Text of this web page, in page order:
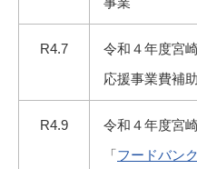
R4.7
令和４年度宮
応援事業費補
R4.9
令和４年度宮
「フードバン